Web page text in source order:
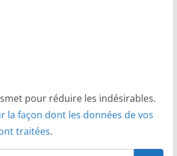
pour réduire les indésirables.
la façon dont les données de vos
traitées.